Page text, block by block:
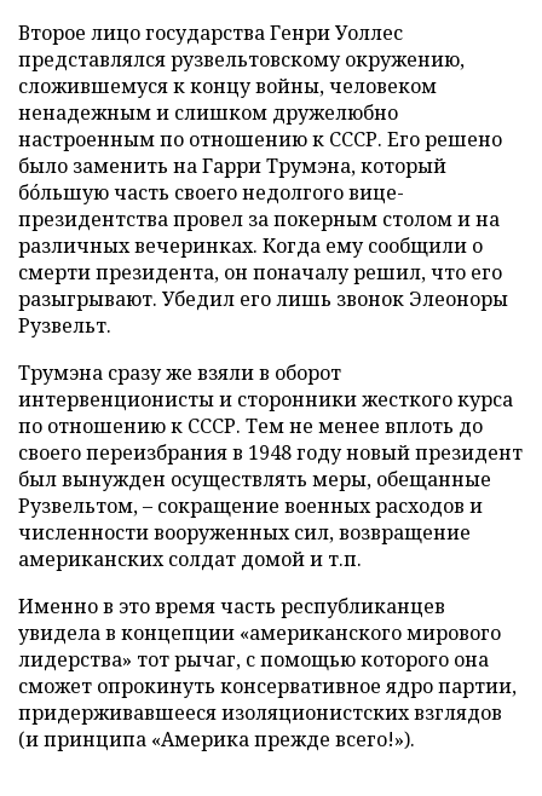
Второе лицо государства Генри Уоллес
представлялся рузвельтовскому окружению,
сложившемуся к концу войны, человеком
ненадежным и слишком дружелюбно
настроенным по отношению к СССР. Его решено
было заменить на Гарри Трумэна, который
бóльшую часть своего недолгого вице-
президентства провел за покерным столом и на
различных вечеринках. Когда ему сообщили о
смерти президента, он поначалу решил, что его
разыгрывают. Убедил его лишь звонок Элеоноры
Рузвельт.
Трумэна сразу же взяли в оборот
интервенционисты и сторонники жесткого курса
по отношению к СССР. Тем не менее вплоть до
своего переизбрания в 1948 году новый президент
был вынужден осуществлять меры, обещанные
Рузвельтом, – сокращение военных расходов и
численности вооруженных сил, возвращение
американских солдат домой и т.п.
Именно в это время часть республиканцев
увидела в концепции «американского мирового
лидерства» тот рычаг, с помощью которого она
сможет опрокинуть консервативное ядро партии,
придерживавшееся изоляционистских взглядов
(и принципа «Америка прежде всего!»).